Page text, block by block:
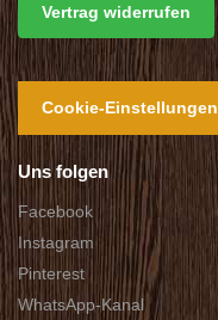
Vertrag widerrufen
Cookie-Einstellungen
Uns folgen
Facebook
Instagram
Pinterest
WhatsApp-Kanal